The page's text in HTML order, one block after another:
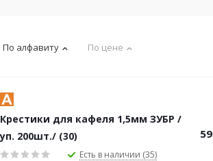
По алфавиту По цене
Крестики для кафеля 1,5мм ЗУБР /
уп. 200шт./ (30)
Есть в наличии (35)
59